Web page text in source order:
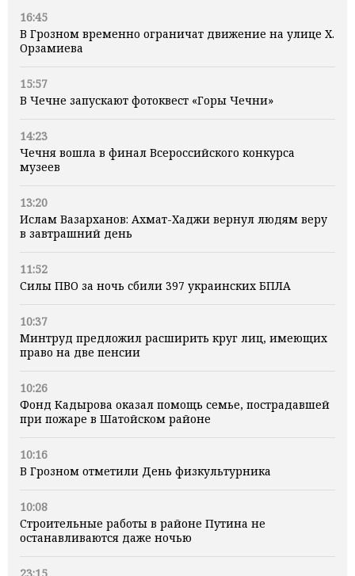
16:45
В Грозном временно ограничат движение на улице Х.
Орзамиева
15:57
В Чечне запускают фотоквест «Горы Чечни»
14:23
Чечня вошла в финал Всероссийского конкурса
музеев
13:20
Ислам Вазарханов: Ахмат-Хаджи вернул людям веру
в завтрашний день
11:52
Силы ПВО за ночь сбили 397 украинских БПЛА
10:37
Минтруд предложил расширить круг лиц, имеющих
право на две пенсии
10:26
Фонд Кадырова оказал помощь семье, пострадавшей
при пожаре в Шатойском районе
10:16
В Грозном отметили День физкультурника
10:08
Строительные работы в районе Путина не
останавливаются даже ночью